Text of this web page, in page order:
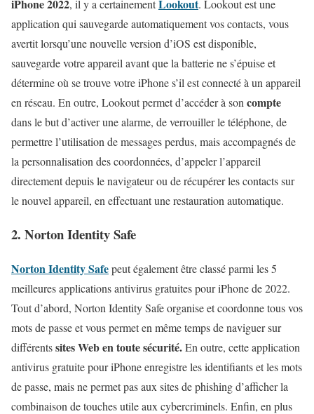
iPhone 2022, il y a certainementLookout. Lookout est une
application qui sauvegarde automatiquement vos contacts, vous
avertit lorsqu’une nouvelle version d’iOS est disponible,
sauvegarde votre appareil avant que la batterie ne s’épuise et
détermine où se trouve votre iPhone s’il est connecté à un appareil
en réseau. En outre, Lookout permet d’accéder à son compte
dans le but d’activer une alarme, de verrouiller le téléphone, de
permettre l’utilisation de messages perdus, mais accompagnés de
la personnalisation des coordonnées, d’appeler l’appareil
directement depuis le navigateur ou de récupérer les contacts sur
le nouvel appareil, en effectuant une restauration automatique.
2. Norton Identity Safe
Norton Identity Safepeut également être classé parmi les 5
meilleures applications antivirus gratuites pour iPhone de 2022.
Tout d’abord, Norton Identity Safe organise et coordonne tous vos
mots de passe et vous permet en même temps de naviguer sur
différentssites Web en toute sécurité.En outre, cette application
antivirus gratuite pour iPhone enregistre les identifiants et les mots
de passe, mais ne permet pas aux sites de phishing d’afficher la
combinaison de touches utile aux cybercriminels. Enfin, en plus